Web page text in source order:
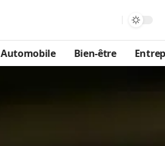
Automobile Bien-être